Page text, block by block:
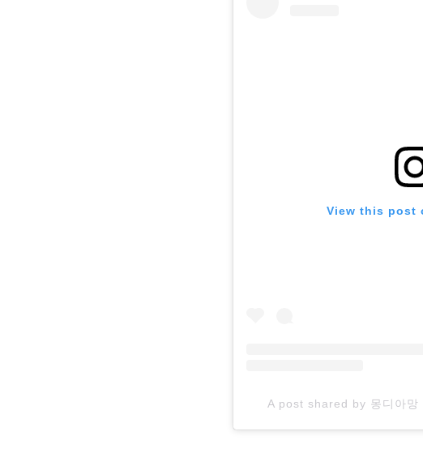
View this post
A post shared by 몽디아